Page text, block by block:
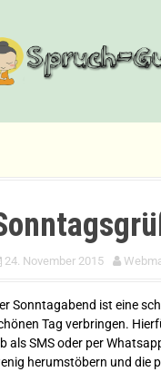
24. November 2015
Sonntagabend ist eine
Tag verbringen.
als SMS oder per
herumstöbern und die